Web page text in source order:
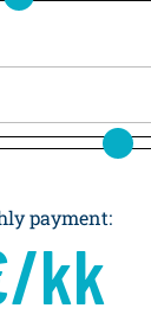
payment:
kk